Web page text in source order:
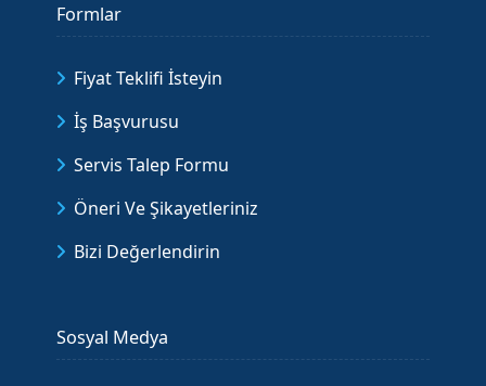
Formlar
Fiyat Teklifi İsteyin
İş Başvurusu
Servis Talep Formu
Öneri Ve Şikayetleriniz
Bizi Değerlendirin
Sosyal Medya